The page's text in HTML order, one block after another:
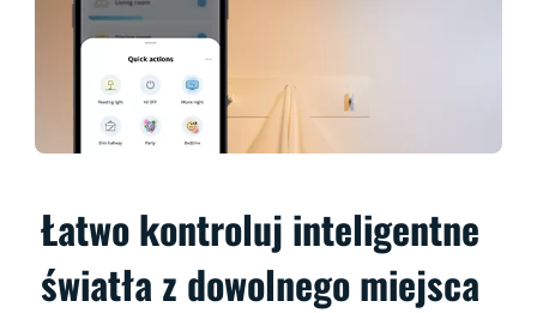
Łatwo kontroluj inteligentne
światła z dowolnego miejsca